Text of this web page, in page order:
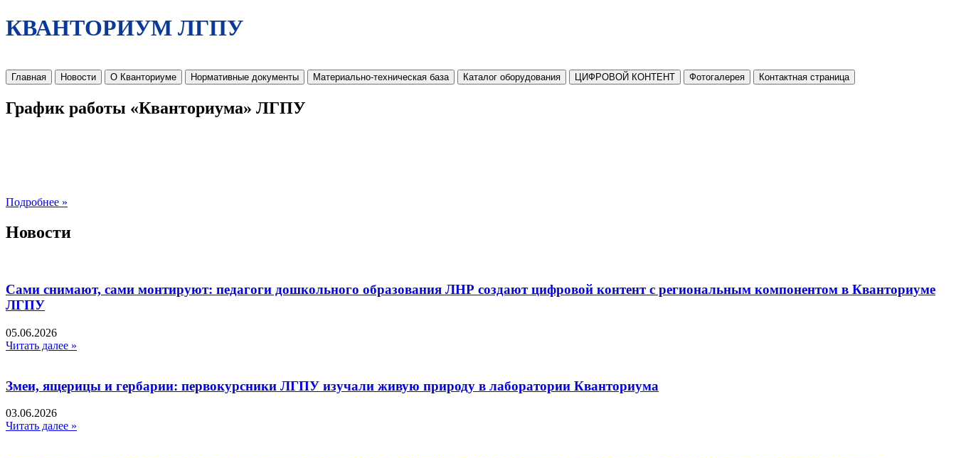
КВАНТОРИУМ ЛГПУ
Главная Новости О Кванториуме Нормативные документы Материально-техническая база Каталог оборудования ЦИФРОВОЙ КОНТЕНТ Фотогалерея Контактная страница
График работы «Кванториума» ЛГПУ
Подробнее »
Новости
Сами снимают, сами монтируют: педагоги дошкольного образования ЛНР создают цифровой контент с региональным компонентом в Кванториуме
ЛГПУ​
05.06.2026
Читать далее »
Змеи, ящерицы и гербарии: первокурсники ЛГПУ изучали живую природу в лаборатории Кванториума
03.06.2026
Читать далее »